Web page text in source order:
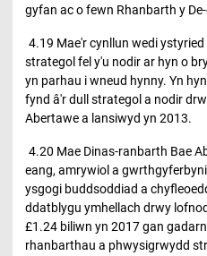
gyfan ac o fewn Rhanbarth y
4.19 Mae'r cynllun wedi
strategol fel y'u nodir ar hyn o
yn parhau i wneud hynny. Yn
fynd â'r dull strategol a nodir
Abertawe a lansiwyd yn 2013.
4.20 Mae Dinas-ranbarth Bae
eang, amrywiol a
ysgogi buddsoddiad a
ddatblygu ymhellach drwy
£1.24 biliwn yn 2017 gan
rhanbarthau a phwysigrwydd